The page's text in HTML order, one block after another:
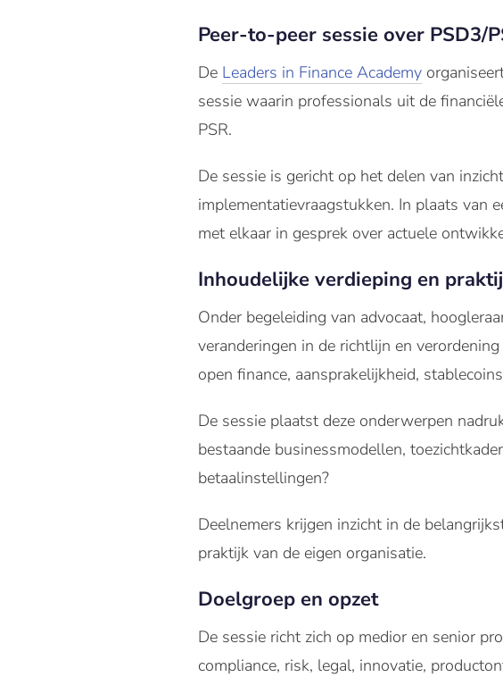
Peer-to-peer sessie over PSD3/
De Leaders in Finance Academy
sessie waarin professionals uit de
PSR.
De sessie is gericht op het delen van
implementatievraagstukken. In plaats van
met elkaar in gesprek over actuele
Inhoudelijke verdieping en
Onder begeleiding van advocaat,
veranderingen in de richtlijn en
open finance, aansprakelijkheid,
De sessie plaatst deze onderwerpen
bestaande businessmodellen,
betaalinstellingen?
Deelnemers krijgen inzicht in de
praktijk van de eigen organisatie.
Doelgroep en opzet
De sessie richt zich op medior en senior
compliance, risk, legal, innovatie,